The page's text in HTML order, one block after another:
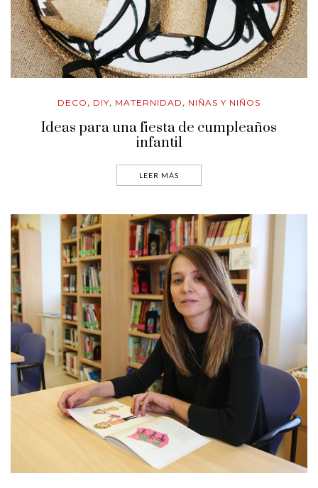
DECO , DIY, MATERNIDAD , NIÑAS Y NIÑOS
Ideas para una fiesta de cumpleaños
infantil
LEER MÁS